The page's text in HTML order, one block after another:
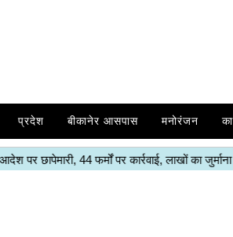
प्रदेश बीकानेर आसपास मनोरंजन